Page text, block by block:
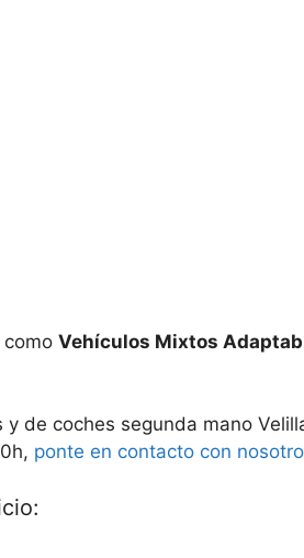
Vehículos Mixtos
de coches segunda mano
ponte en contacto con